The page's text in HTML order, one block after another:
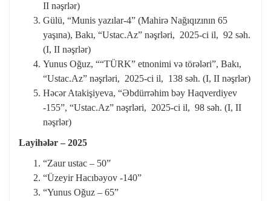
II nəşrlər)
Gülü, “Munis yazılar-4” (Mahirə Nağıqızının 65
yaşına), Bakı, “Ustac.Az” nəşrləri, 2025-ci il, 92 səh.
(I, II nəşrlər)
Yunus Oğuz, ““TÜRK” etnonimi və törələri”, Bakı,
“Ustac.Az” nəşrləri, 2025-ci il, 138 səh. (I, II nəşrlər)
Həcər Atakişiyeva, “Əbdürrəhim bəy Haqverdiyev
-155”, “Ustac.Az” nəşrləri, 2025-ci il, 98 səh. (I, II
nəşrlər)
Layihələr – 2025
“Zaur ustac – 50”
“Üzeyir Hacıbəyov -140”
“Yunus Oğuz – 65”